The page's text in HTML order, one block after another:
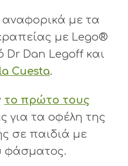
αναφορικά με τα
με Lego®
Dr Dan Legoff και
Cuesta.
το πρώτο τους
για τα οφέλη της
σε παιδιά με
φάσματος.